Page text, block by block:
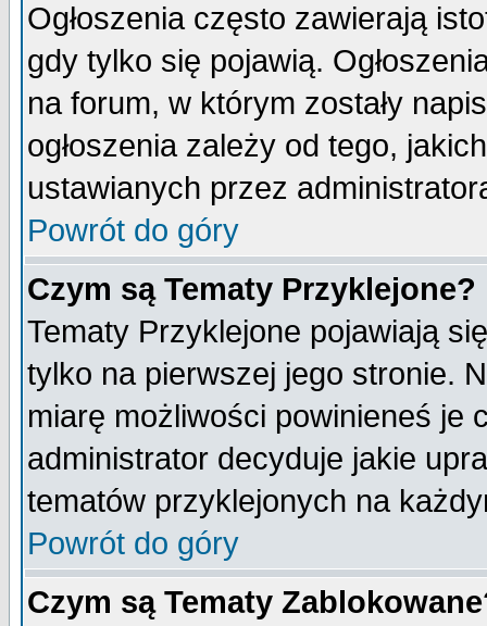
Ogłoszenia często zawierają
gdy tylko się pojawią.
na forum, w którym zostały
ogłoszenia zależy od tego,
ustawianych przez
Powrót do góry
Czym są Tematy Przyklejone?
Tematy Przyklejone pojawiają
tylko na pierwszej jego stronie.
miarę możliwości powinieneś je
administrator decyduje jakie
tematów przyklejonych na
Powrót do góry
Czym są Tematy